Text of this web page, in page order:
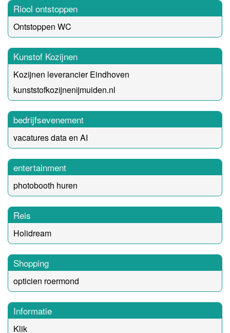
Riool ontstoppen
Ontstoppen WC
Kunstof Kozijnen
Kozijnen leverancier Eindhoven
kunststofkozijnenijmuiden.nl
bedrijfsevenement
vacatures data en AI
entertainment
photobooth huren
Reis
Holidream
Shopping
opticien roermond
Informatie
Klik